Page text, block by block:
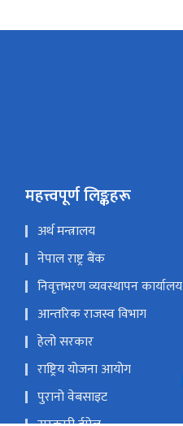
महत्त्वपूर्ण लिङ्कहरू
अर्थ मन्त्रालय
नेपाल राष्ट्र बैंक
निवृत्तभरण व्यवस्थापन कार्यालय
आन्तरिक राजस्व विभाग
हेलो सरकार
राष्ट्रिय योजना आयोग
पुरानो वेबसाइट